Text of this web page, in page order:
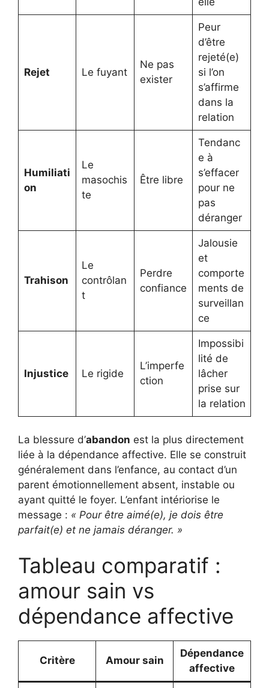
Rejet Le fuyant
Ne pas
exister
Peur
d’être
rejeté(e)
si l’on
s’affirme
dans la
relation
Humiliati
on
Le
masochis
te
Être libre
Tendanc
e à
s’effacer
pour ne
pas
déranger
Trahison
Le
contrôlan
t
Perdre
confiance
Jalousie
et
comporte
ments de
surveillan
ce
Injustice Le rigide
L’imperfe
ction
Impossibi
lité de
lâcher
prise sur
la relation
La blessure d’abandon est la plus directement
liée à la dépendance affective. Elle se construit
généralement dans l’enfance, au contact d’un
parent émotionnellement absent, instable ou
ayant quitté le foyer. L’enfant intériorise le
message : « Pour être aimé(e), je dois être
parfait(e) et ne jamais déranger. »
Tableau comparatif :
amour sain vs
dépendance affective
Critère Amour sain
Dépendance
affective